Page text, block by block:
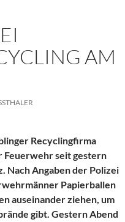
AM
Recyclingfirma
Feuerwehr seit gestern
Nach Angaben der Polizei
Papierballen
auseinander ziehen, um
gibt. Gestern Abend